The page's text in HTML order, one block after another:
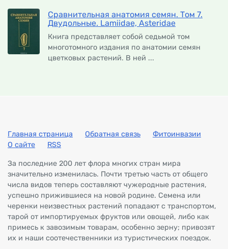
Сравнительная анатомия семян. Том 7.
Двудольные. Lamiidae, Asteridae
Книга представляет собой седьмой том
многотомного издания по анатомии семян
цветковых растений. В ней ...
Главная страница Обратная связь
Фитоинвазии
О сайте
RSS
За последние 200 лет флора многих стран мира
значительно изменилась. Почти третью часть от общего
числа видов теперь составляют чужеродные растения,
успешно прижившиеся на новой родине. Семена или
черенки неизвестных растений попадают с транспортом,
тарой от импортируемых фруктов или овощей, либо как
примесь к завозимым товарам, особенно зерну; привозят
их и наши соотечественники из туристических поездок.